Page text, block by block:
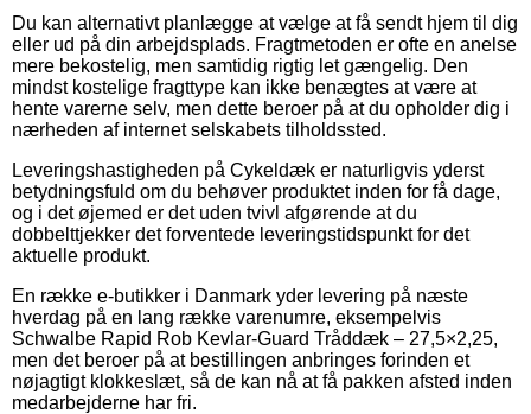
Du kan alternativt planlægge at vælge at få sendt hjem til dig
eller ud på din arbejdsplads. Fragtmetoden er ofte en anelse
mere bekostelig, men samtidig rigtig let gængelig. Den
mindst kostelige fragttype kan ikke benægtes at være at
hente varerne selv, men dette beroer på at du opholder dig i
nærheden af internet selskabets tilholdssted.
Leveringshastigheden på Cykeldæk er naturligvis yderst
betydningsfuld om du behøver produktet inden for få dage,
og i det øjemed er det uden tvivl afgørende at du
dobbelttjekker det forventede leveringstidspunkt for det
aktuelle produkt.
En række e-butikker i Danmark yder levering på næste
hverdag på en lang række varenumre, eksempelvis
Schwalbe Rapid Rob Kevlar-Guard Tråddæk – 27,5×2,25,
men det beroer på at bestillingen anbringes forinden et
nøjagtigt klokkeslæt, så de kan nå at få pakken afsted inden
medarbejderne har fri.